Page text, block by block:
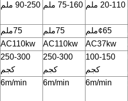
20-110 ملم 75-160 ملم 90-250 ملم
¢65ملم 75ملم 75ملم
AC37kw
AC110kw
AC110kw
100-150
كجم
250-300
كجم
250-300
كجم
6m/min
6m/min
6m/min